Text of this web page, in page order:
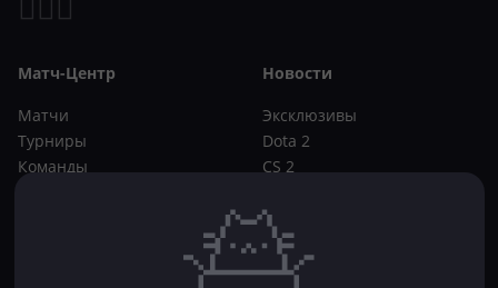
Матч-Центр
Матчи
Турниры
Команды
Новости
Эксклюзивы
Dota 2
CS 2
Букмекеры